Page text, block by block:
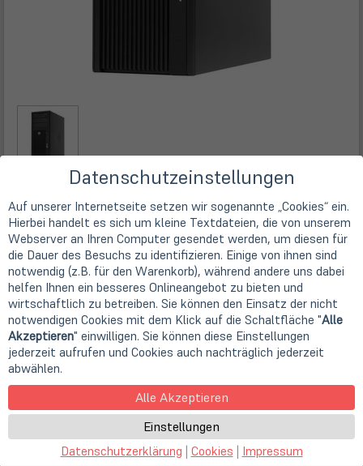
Technische Daten
Hersteller
HP
Gerätetyp
Workstation
Bauform
Tower
Prozessor
Prozessor
Intel Xeon CPU E3-1280 V2 @ 3.60GHz
Familie
Kerne
4 Kerne (Quad-Core)
Datenschutzeinstellungen
Auf unserer Internetseite setzen wir sogenannte „Cookies“ ein.
Hierbei handelt es sich um kleine Textdateien, die von unserem
Webserver an Ihren Computer gesendet werden, um diesen für
die Dauer des Besuchs zu identifizieren. Einige von ihnen sind
notwendig (z.B. für den Warenkorb), während andere uns dabei
helfen Ihnen ein besseres Onlineangebot zu bieten und
wirtschaftlich zu betreiben. Sie können den Einsatz der nicht
notwendigen Cookies mit dem Klick auf die Schaltfläche "Alle
Akzeptieren" einwilligen. Sie können diese Einstellungen
jederzeit aufrufen und Cookies auch nachträglich jederzeit
abwählen.
Alle Akzeptieren
Einstellungen
Datenschutzerklärung | Cookies | Impressum